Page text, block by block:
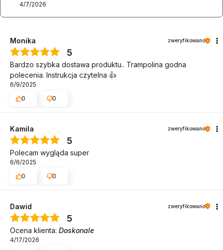
4/7/2026
Monika zweryfikowano
5
Bardzo szybka dostawa produktu.. Trampolina godna
polecenia. Instrukcja czytelna 👍️
6/9/2025
0
0
Kamila zweryfikowano
5
Polecam wygląda super
6/6/2025
0
0
Dawid zweryfikowano
5
Ocena klienta: Doskonale
4/17/2026